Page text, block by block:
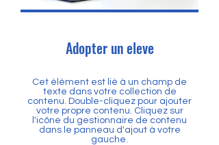
Adopter un eleve
Cet élément est lié à un champ de
texte dans votre collection de
contenu. Double-cliquez pour ajouter
votre propre contenu. Cliquez sur
l'icône du gestionnaire de contenu
dans le panneau d'ajout à votre
gauche.